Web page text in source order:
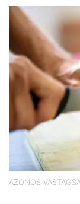
AZONOS